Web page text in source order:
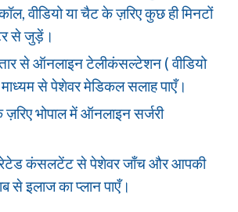
वीडियो या चैट के ज़रिए कुछ ही मिनटों
से जुड़ें।
से ऑनलाइन टेलीकंसल्टेशन ( वीडियो
से पेशेवर मेडिकल सलाह पाएँ।
भोपाल में ऑनलाइन सर्जरी
रेटेड कंसलटेंट से पेशेवर जाँच और आपकी
से इलाज का प्लान पाएँ।